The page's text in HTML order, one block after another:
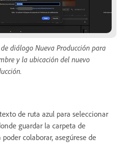
diálogo Nueva Producción para
y la ubicación del nuevo
de ruta azul para seleccionar
guardar la carpeta de
colaborar, asegúrese de